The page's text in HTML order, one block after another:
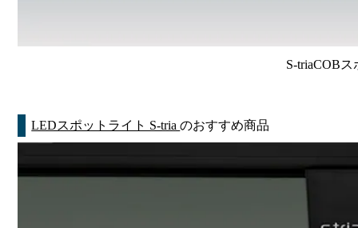
S-triaCOB
LEDスポットライト S-triaのおすすめ商品